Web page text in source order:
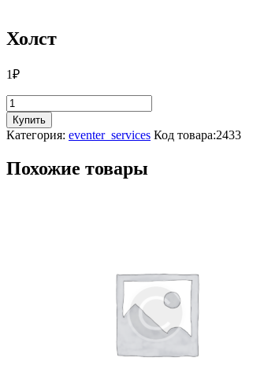
Холст
1₽
Количество
товара
Холст
Купить
Категория: eventer_services Код товара:2433
Похожие товары